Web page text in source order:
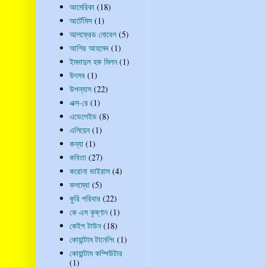
আমেরিকা (18)
আর্টেমিস (1)
আলফ্রেড নোবেল (5)
আশির আহমেদ (1)
ইমদাদুল হক মিলন (1)
উৎসব (1)
উপন্যাস (22)
এক্স-রে (1)
এডেলেইড (8)
এলিয়েন (1)
কন্যা (1)
কবিতা (27)
করোনা ভাইরাস (4)
কলম্বো (5)
কুরি পরিবার (22)
কে এস কৃষ্ণান (1)
কেইপ টাউন (18)
কোয়ান্টাম টানেলিং (1)
কোয়ান্টাম কম্পিউটার
(1)